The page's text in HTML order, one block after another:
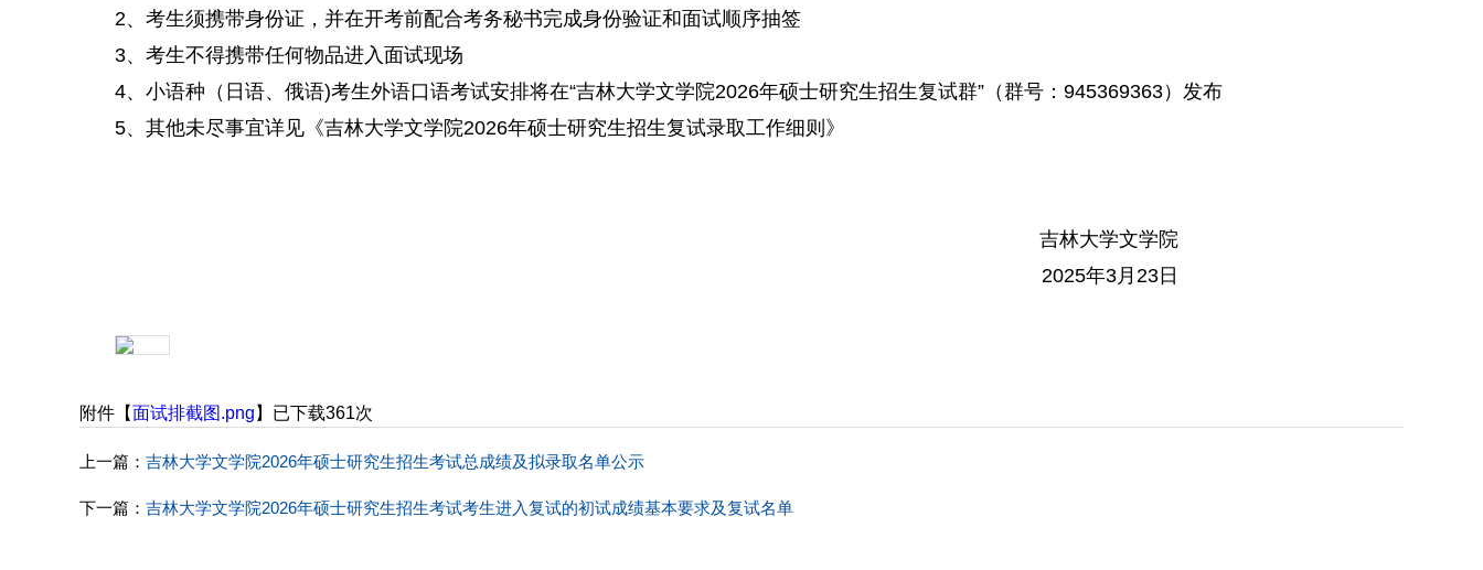
2、考生须携带身份证，并在开考前配合考务秘书完成身份验证和面试顺序抽签
3、考生不得携带任何物品进入面试现场
4、小语种（日语、俄语)考生外语口语考试安排将在“吉林大学文学院2026年硕士研究生招生复试群”（群号：945369363）发布
5、其他未尽事宜详见《吉林大学文学院2026年硕士研究生招生复试录取工作细则》
吉林大学文学院
2025年3月23日
附件【面试排截图.png 】已下载361次
上一篇： 吉林大学文学院2026年硕士研究生招生考试总成绩及拟录取名单公示
下一篇： 吉林大学文学院2026年硕士研究生招生考试考生进入复试的初试成绩基本要求及复试名单